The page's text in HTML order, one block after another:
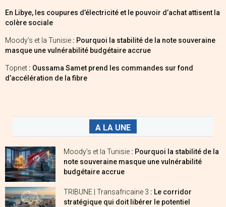
En Libye, les coupures d’électricité et le pouvoir d’achat attisent la
colère sociale
Moody’s et la Tunisie : Pourquoi la stabilité de la note souveraine
masque une vulnérabilité budgétaire accrue
Topnet : Oussama Samet prend les commandes sur fond
d’accélération de la fibre
A LA UNE
Moody’s et la Tunisie : Pourquoi la stabilité de la
note souveraine masque une vulnérabilité
budgétaire accrue
TRIBUNE | Transafricaine 3 : Le corridor
stratégique qui doit libérer le potentiel